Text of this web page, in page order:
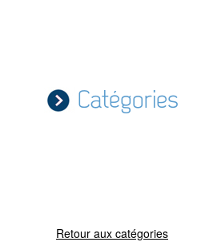
Catégories
Retour aux catégories